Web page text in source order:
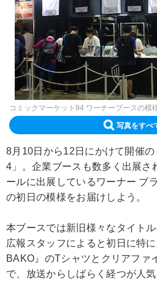
コミックマーケット94 ワーナーブースの模
写真をすべ
8月10日から12日にかけて開催
4」。企業ブースも数多く出展さ
ールに出展しているワーナー ブ
の初日の模様をお届けしよう。
本ブースでは新旧様々なタイト
広報スタッフによると初日に特
BAKO』のTシャツとクリアファ
で、放送からしばらく経つが人